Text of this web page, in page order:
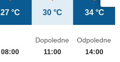
27 °C 30 °C 34 °C
08:00
Dopoledne
11:00
Odpoledne
14:00